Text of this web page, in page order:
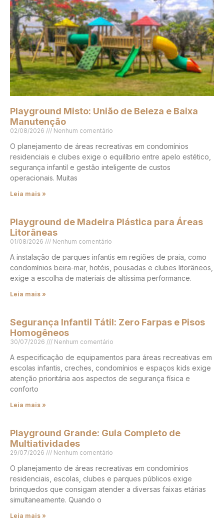
Playground Misto: União de Beleza e Baixa
Manutenção
02/08/2026 Nenhum comentário
O planejamento de áreas recreativas em condomínios
residenciais e clubes exige o equilíbrio entre apelo estético,
segurança infantil e gestão inteligente de custos
operacionais. Muitas
Leia mais »
Playground de Madeira Plástica para Áreas
Litorâneas
01/08/2026 Nenhum comentário
A instalação de parques infantis em regiões de praia, como
condomínios beira-mar, hotéis, pousadas e clubes litorâneos,
exige a escolha de materiais de altíssima performance.
Leia mais »
Segurança Infantil Tátil: Zero Farpas e Pisos
Homogêneos
30/07/2026 Nenhum comentário
A especificação de equipamentos para áreas recreativas em
escolas infantis, creches, condomínios e espaços kids exige
atenção prioritária aos aspectos de segurança física e
conforto
Leia mais »
Playground Grande: Guia Completo de
Multiatividades
29/07/2026 Nenhum comentário
O planejamento de áreas recreativas em condomínios
residenciais, escolas, clubes e parques públicos exige
brinquedos que consigam atender a diversas faixas etárias
simultaneamente. Quando o
Leia mais »